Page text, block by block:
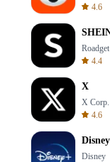
Totemia
4.6
4.4
X
X Corp.
4.6
Disney